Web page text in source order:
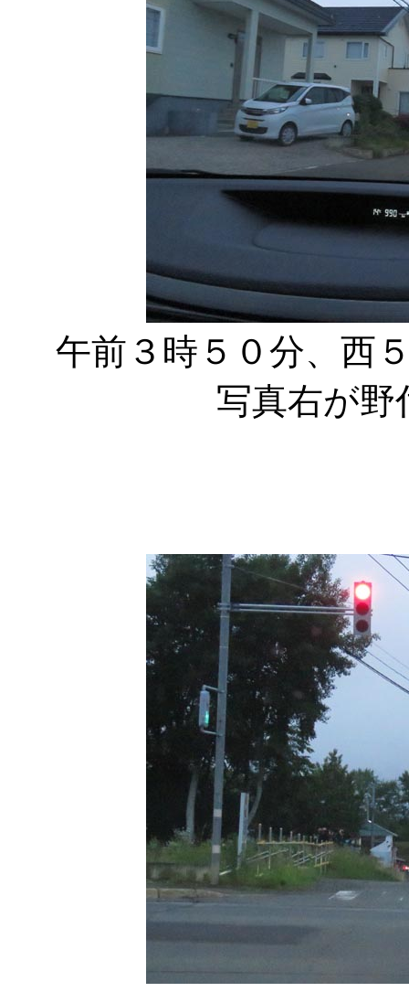
午前３時５０分、西
写真右が野